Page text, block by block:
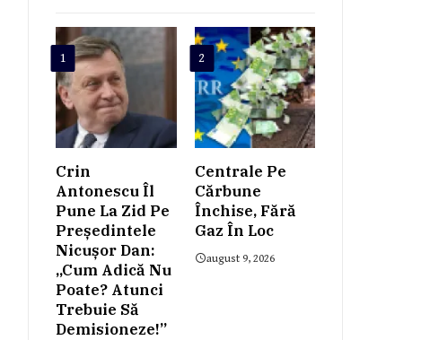
1
Crin
Antonescu Îl
Pune La Zid Pe
Președintele
Nicușor Dan:
„Cum Adică Nu
Poate? Atunci
Trebuie Să
Demisioneze!”
2
Centrale Pe
Cărbune
Închise, Fără
Gaz În Loc
august 9, 2026